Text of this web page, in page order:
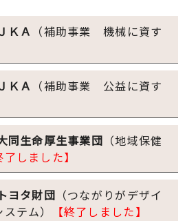
ＫＡ （補助事業 機械に資す
ＫＡ （補助事業 公益に資す
生命厚生事業団 （地域保健
了しました】
ヨタ財団 （つながりがデザイ
テム）
【終了しました】